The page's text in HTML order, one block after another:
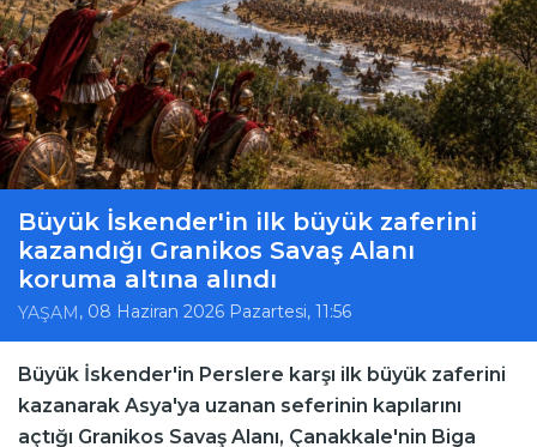
Büyük İskender'in ilk büyük zaferini
kazandığı Granikos Savaş Alanı
koruma altına alındı
YAŞAM , 08 Haziran 2026 Pazartesi, 11:56
Büyük İskender'in Perslere karşı ilk büyük zaferini
kazanarak Asya'ya uzanan seferinin kapılarını
açtığı Granikos Savaş Alanı, Çanakkale'nin Biga